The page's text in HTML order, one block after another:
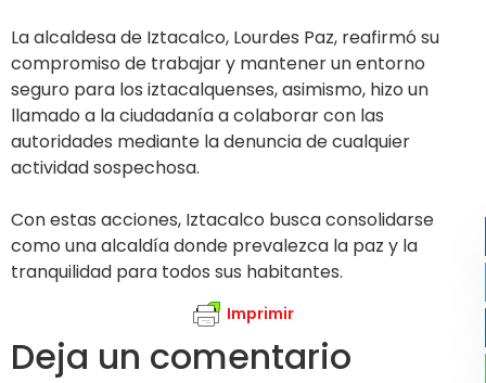
La alcaldesa de Iztacalco, Lourdes Paz, reafirmó su
compromiso de trabajar y mantener un entorno
seguro para los iztacalquenses, asimismo, hizo un
llamado a la ciudadanía a colaborar con las
autoridades mediante la denuncia de cualquier
actividad sospechosa.
Con estas acciones, Iztacalco busca consolidarse
como una alcaldía donde prevalezca la paz y la
tranquilidad para todos sus habitantes.
Imprimir
Deja un comentario